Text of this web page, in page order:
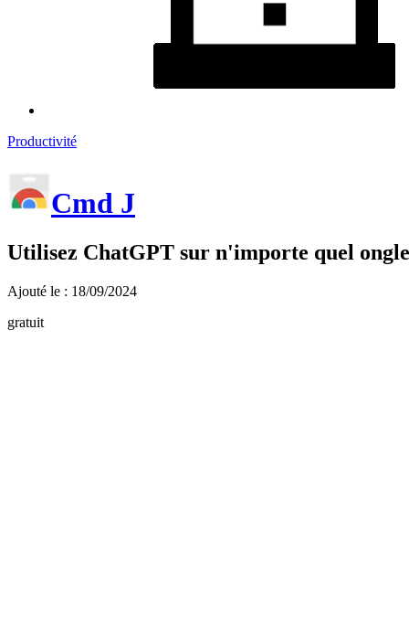
Productivité
Cmd J
Utilisez ChatGPT sur n'importe quel
Ajouté le : 18/09/2024
gratuit